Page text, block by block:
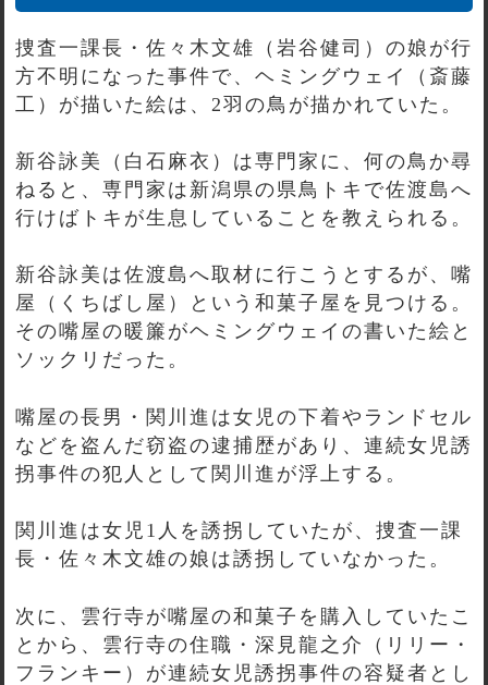
捜査一課長・佐々木文雄（岩谷健司）の娘が行
方不明になった事件で、ヘミングウェイ（斎藤
工）が描いた絵は、2羽の鳥が描かれていた。
新谷詠美（白石麻衣）は専門家に、何の鳥か尋
ねると、専門家は新潟県の県鳥トキで佐渡島へ
行けばトキが生息していることを教えられる。
新谷詠美は佐渡島へ取材に行こうとするが、嘴
屋（くちばし屋）という和菓子屋を見つける。
その嘴屋の暖簾がヘミングウェイの書いた絵と
ソックリだった。
嘴屋の長男・関川進は女児の下着やランドセル
などを盗んだ窃盗の逮捕歴があり、連続女児誘
拐事件の犯人として関川進が浮上する。
関川進は女児1人を誘拐していたが、捜査一課
長・佐々木文雄の娘は誘拐していなかった。
次に、雲行寺が嘴屋の和菓子を購入していたこ
とから、雲行寺の住職・深見龍之介（リリー・
フランキー）が連続女児誘拐事件の容疑者とし